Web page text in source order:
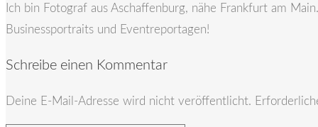
Ich bin Fotograf aus Aschaffenburg, nähe Frankfurt am
Businessportraits und Eventreportagen!
Schreibe einen Kommentar
Deine E-Mail-Adresse wird nicht veröffentlicht.